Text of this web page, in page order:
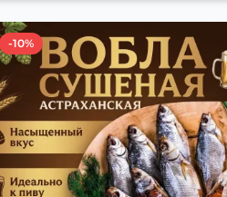
-10%